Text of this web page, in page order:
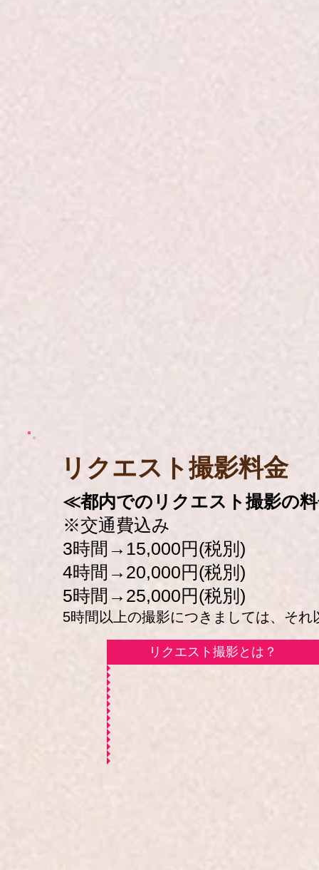
​リクエスト撮影料金
≪都内でのリクエスト撮影の
※交通費込み
3時間→15,000円(税別)
4時間→20,000円(税別)
5時間→25,000円(税別)
5時間以上の撮影につきましては、そ
リクエスト撮影とは？